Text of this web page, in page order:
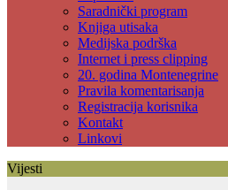
Saradnički program
Knjiga utisaka
Medijska podrška
Internet i press clipping
20. godina Montenegrine
Pravila komentarisanja
Registracija korisnika
Kontakt
Linkovi
Vijesti